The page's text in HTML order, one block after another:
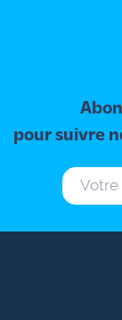
pour suivre